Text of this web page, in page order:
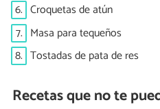
6. Croquetas de atún
7. Masa para tequeños
8. Tostadas de pata de res
Recetas que no te